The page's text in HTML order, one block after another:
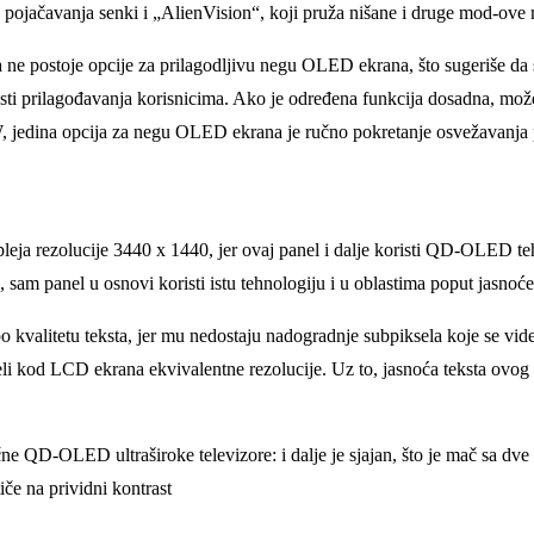
senki i „AlienVision“, koji pruža nišane i druge mod-ove
postoje opcije za prilagodlјivu negu OLED ekrana, što sugeriše
prilagođavanja korisnicima. Ako je određena funkcija dosadna,
opcija za negu OLED ekrana je ručno pokretanje osvežavanja
rezolucije 3440 x 1440, jer ovaj panel i dalјe koristi QD-OLED
panel u osnovi koristi istu tehnologiju i u oblastima poput
teksta, jer mu nedostaju nadogradnje subpiksela koje se
LCD ekrana ekvivalentne rezolucije. Uz to, jasnoća teksta
QD-OLED ultraširoke televizore: i dalјe je sjajan, što je mač sa
na prividni kontrast